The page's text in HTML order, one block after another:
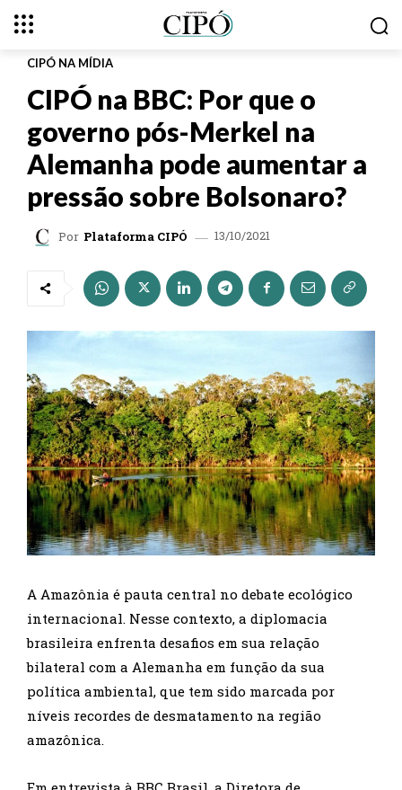
CIPÓ NA MÍDIA
CIPÓ na BBC: Por que o
governo pós-Merkel na
Alemanha pode aumentar a
pressão sobre Bolsonaro?
Por Plataforma CIPÓ 13/10/2021
A Amazônia é pauta central no debate ecológico
internacional. Nesse contexto, a diplomacia
brasileira enfrenta desafios em sua relação
bilateral com a Alemanha em função da sua
política ambiental, que tem sido marcada por
níveis recordes de desmatamento na região
amazônica.